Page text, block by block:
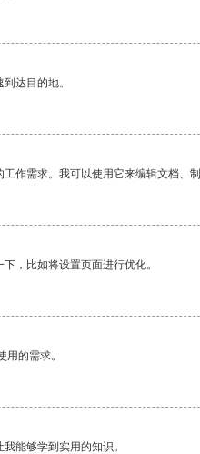
达目的地。
作需求。我可以使用它来编辑文档、
，比如将设置页面进行优化。
的需求。
能够学到实用的知识。